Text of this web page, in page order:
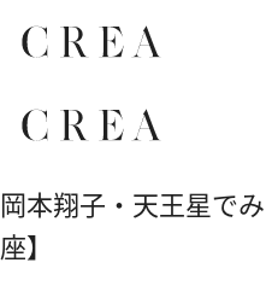
岡本翔子・天王星で
座】